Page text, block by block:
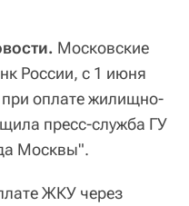
Московские
России, с 1 июня
оплате жилищно-
пресс-служба ГУ
Москвы".
ЖКУ через